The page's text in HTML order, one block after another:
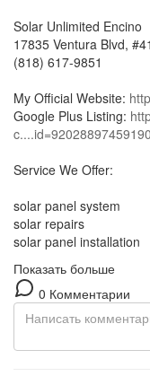
Solar Unlimited Encino
17835 Ventura Blvd,
(818) 617-9851
My Official Website:
Google Plus Listing:
Service We Offer:
solar panel system
solar repairs
solar panel installation
Показать больше
0 Комментарии